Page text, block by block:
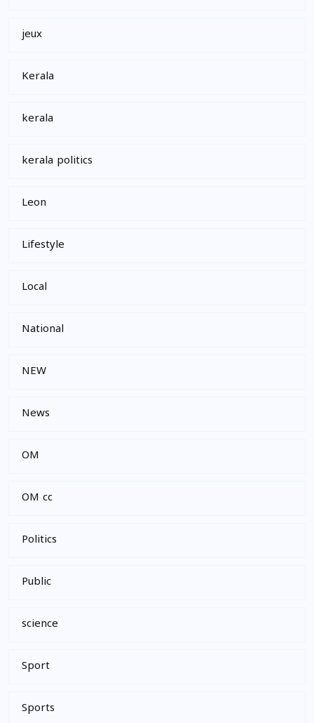
jeux
Kerala
kerala
kerala politics
Leon
Lifestyle
Local
National
NEW
News
OM
OM cc
Politics
Public
science
Sport
Sports